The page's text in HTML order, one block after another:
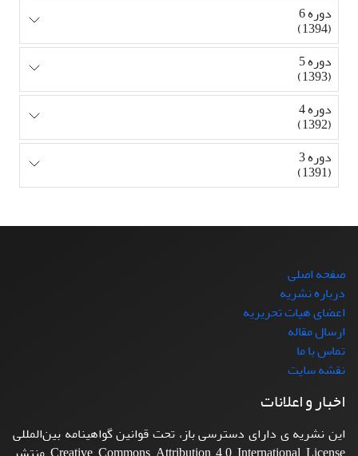
دوره 6
(1394)
دوره 5
(1393)
دوره 4
(1392)
دوره 3
(1391)
صفحه اصلی
درباره نشریه
اعضای هیات تحریریه
ارسال مقاله
تماس با ما
نقشه سایت
اخبار و اعلانات
این نشریه ی دارای دسترسی باز، تحت قوانین گواهینامه بین‌المللی